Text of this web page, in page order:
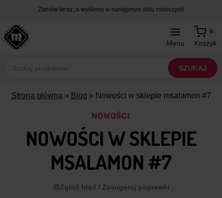
treści
Zamów teraz, a wyślemy w następnym dniu roboczym!
Menu Koszyk
0
produktów
SZUKAJ
Strona główna » Blog » Nowości w sklepie msalamon #7
NOWOŚCI
NOWOŚCI W SKLEPIE
MSALAMON #7
Zgłoś błąd / Zasugeruj poprawki